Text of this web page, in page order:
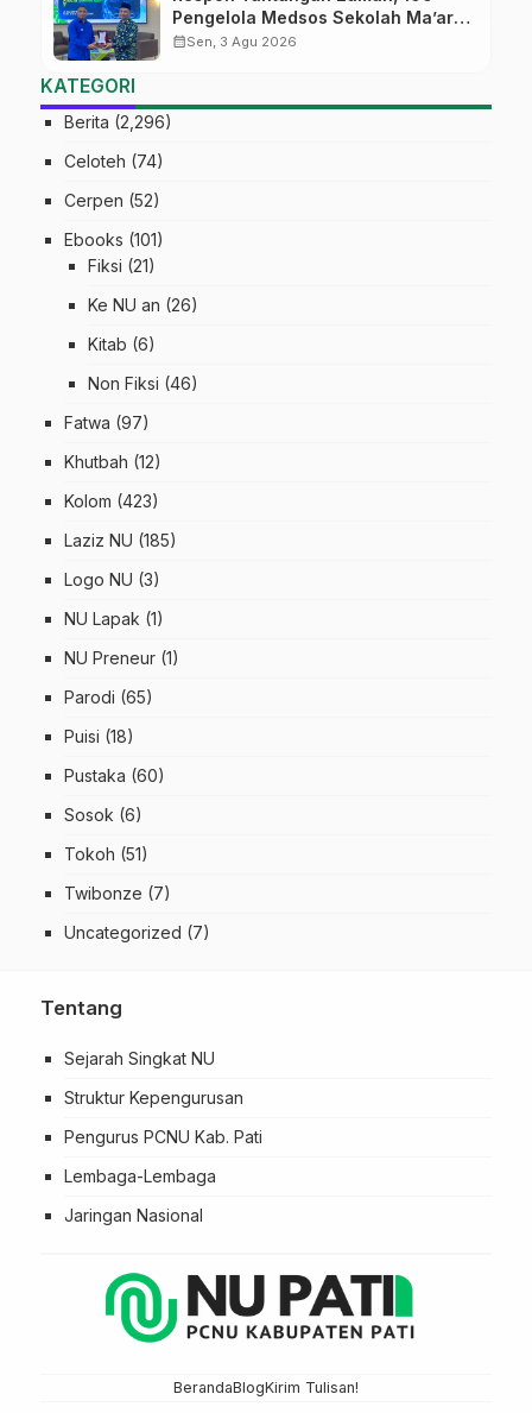
Pengelola Medsos Sekolah Ma’arif
Pekalongan Ikuti Pelatihan Literasi
calendar_monthSen, 3 Agu 2026
KATEGORI
Berita (2,296)
Celoteh (74)
Cerpen (52)
Ebooks (101)
Fiksi (21)
Ke NU an (26)
Kitab (6)
Non Fiksi (46)
Fatwa (97)
Khutbah (12)
Kolom (423)
Laziz NU (185)
Logo NU (3)
NU Lapak (1)
NU Preneur (1)
Parodi (65)
Puisi (18)
Pustaka (60)
Sosok (6)
Tokoh (51)
Twibonze (7)
Uncategorized (7)
Tentang
Sejarah Singkat NU
Struktur Kepengurusan
Pengurus PCNU Kab. Pati
Lembaga-Lembaga
Jaringan Nasional
BerandaBlogKirim Tulisan!